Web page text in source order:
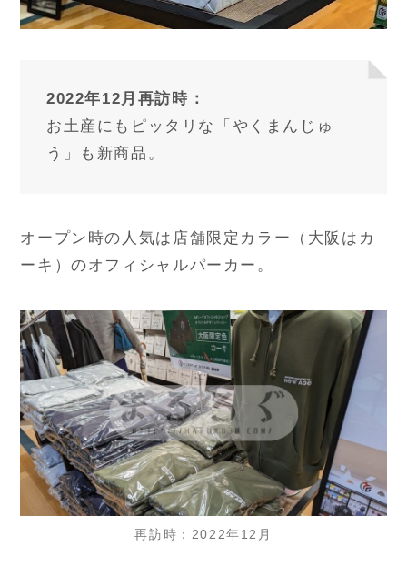
2022年12月再訪時：
お土産にもピッタリな「やくまんじゅ
う」も新商品。
オープン時の人気は店舗限定カラー（大阪はカ
ーキ）のオフィシャルパーカー。
再訪時：2022年12月